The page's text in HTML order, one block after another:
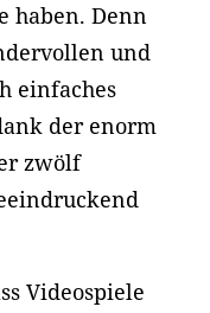
haben. Denn
und
einfaches
der enorm
zwölf
Videospiele